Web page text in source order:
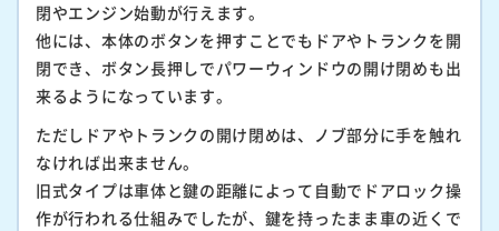
閉やエンジン始動が行えます。
他には、本体のボタンを押すことでもドアやトランクを開
閉でき、ボタン長押しでパワーウィンドウの開け閉めも出
来るようになっています。
ただしドアやトランクの開け閉めは、ノブ部分に手を触れ
なければ出来ません。
旧式タイプは車体と鍵の距離によって自動でドアロック操
作が行われる仕組みでしたが、鍵を持ったまま車の近くで